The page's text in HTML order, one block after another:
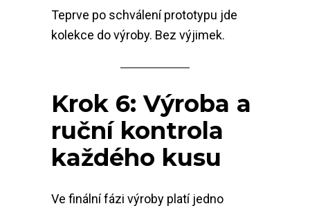
Teprve po schválení prototypu jde
kolekce do výroby. Bez výjimek.
Krok 6: Výroba a
ruční kontrola
každého kusu
Ve finální fázi výroby platí jedno